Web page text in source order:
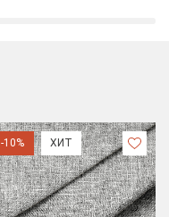
-10% ХИТ